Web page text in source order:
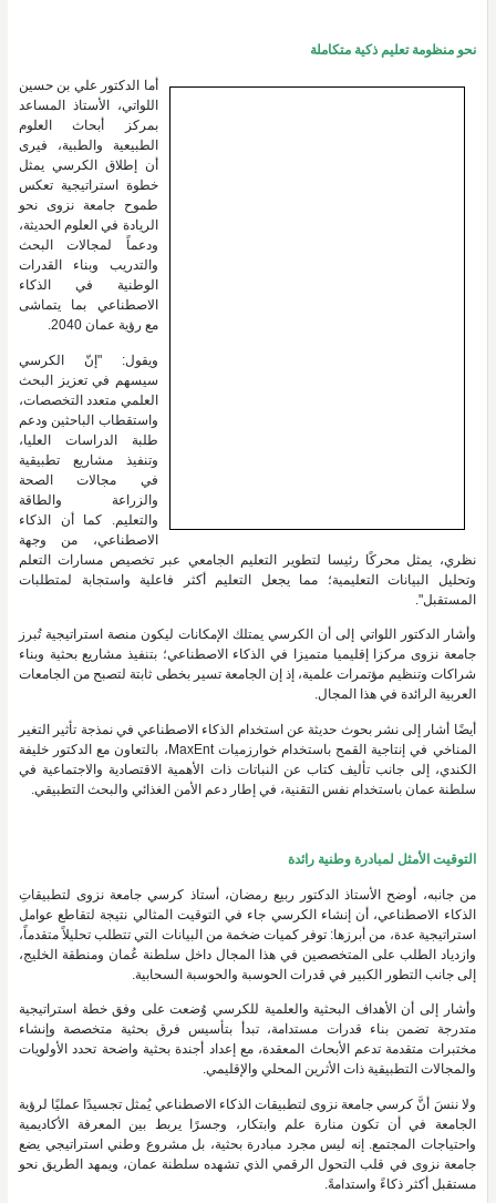
نحو منظومة تعليم ذكية متكاملة
أما الدكتور علي بن حسين
اللواتي، الأستاذ المساعد
بمركز أبحاث العلوم
الطبيعية والطبية، فيرى
أن إطلاق الكرسي يمثل
خطوة استراتيجية تعكس
طموح جامعة نزوى نحو
الريادة في العلوم الحديثة،
ودعماً لمجالات البحث
والتدريب وبناء القدرات
الوطنية في الذكاء
الاصطناعي بما يتماشى
مع رؤية عمان 2040.
ويقول: "إنّ الكرسي
سيسهم في تعزيز البحث
العلمي متعدد التخصصات،
واستقطاب الباحثين ودعم
طلبة الدراسات العليا،
وتنفيذ مشاريع تطبيقية
في مجالات الصحة
والزراعة والطاقة
والتعليم. كما أن الذكاء
الاصطناعي، من وجهة
نظري، يمثل محركًا رئيسا لتطوير التعليم الجامعي عبر تخصيص مسارات التعلم
وتحليل البيانات التعليمية؛ مما يجعل التعليم أكثر فاعلية واستجابة لمتطلبات
المستقبل".
وأشار الدكتور اللواتي إلى أن الكرسي يمتلك الإمكانات ليكون منصة استراتيجية تُبرز
جامعة نزوى مركزا إقليميا متميزا في الذكاء الاصطناعي؛ بتنفيذ مشاريع بحثية وبناء
شراكات وتنظيم مؤتمرات علمية، إذ إن الجامعة تسير بخطى ثابتة لتصبح من الجامعات
العربية الرائدة في هذا المجال.
أيضًا أشار إلى نشر بحوث حديثة عن استخدام الذكاء الاصطناعي في نمذجة تأثير التغير
المناخي في إنتاجية القمح باستخدام خوارزميات MaxEnt، بالتعاون مع الدكتور خليفة
الكندي، إلى جانب تأليف كتاب عن النباتات ذات الأهمية الاقتصادية والاجتماعية في
سلطنة عمان باستخدام نفس التقنية، في إطار دعم الأمن الغذائي والبحث التطبيقي.
التوقيت الأمثل لمبادرة وطنية رائدة
من جانبه، أوضح الأستاذ الدكتور ربيع رمضان، أستاذ كرسي جامعة نزوى لتطبيقاتِ
الذكاء الاصطناعي، أن إنشاء الكرسي جاء في التوقيت المثالي نتيجة لتقاطع عوامل
استراتيجية عدة، من أبرزها: توفر كميات ضخمة من البيانات التي تتطلب تحليلاً متقدماً،
وازدياد الطلب على المتخصصين في هذا المجال داخل سلطنة عُمان ومنطقة الخليج،
إلى جانب التطور الكبير في قدرات الحوسبة والحوسبة السحابية.
وأشار إلى أن الأهداف البحثية والعلمية للكرسي وُضعت على وفق خطة استراتيجية
متدرجة تضمن بناء قدرات مستدامة، تبدأ بتأسيس فرق بحثية متخصصة وإنشاء
مختبرات متقدمة تدعم الأبحاث المعقدة، مع إعداد أجندة بحثية واضحة تحدد الأولويات
والمجالات التطبيقية ذات الأثرين المحلي والإقليمي.
ولا ننسَ أنَّ كرسي جامعة نزوى لتطبيقات الذكاء الاصطناعي يُمثل تجسيدًا عمليًا لرؤية
الجامعة في أن تكون منارة علم وابتكار، وجسرًا يربط بين المعرفة الأكاديمية
واحتياجات المجتمع. إنه ليس مجرد مبادرة بحثية، بل مشروع وطني استراتيجي يضع
جامعة نزوى في قلب التحول الرقمي الذي تشهده سلطنة عمان، ويمهد الطريق نحو
مستقبل أكثر ذكاءً واستدامةً.